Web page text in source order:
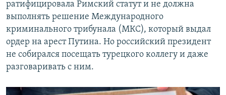
ратифицировала Римский статут и не должна
выполнять решение Международного
криминального трибунала (МКС), который выдал
ордер на арест Путина. Но российский президент
не собирался посещать турецкого коллегу и даже
разговаривать с ним.